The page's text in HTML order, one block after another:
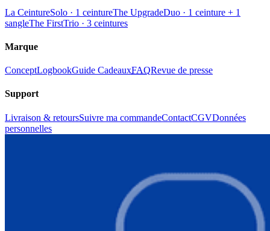
La CeintureSolo · 1 ceintureThe UpgradeDuo · 1 ceinture + 1
sangleThe FirstTrio · 3 ceintures
Marque
ConceptLogbookGuide CadeauxFAQRevue de presse
Support
Livraison & retoursSuivre ma commandeContactCGVDonnées
personnelles